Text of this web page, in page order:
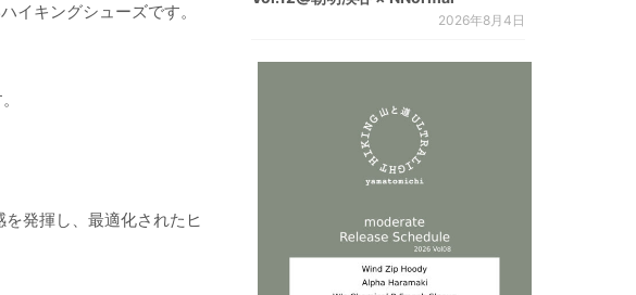
イキングシューズです。
発揮し、最適化されたヒ
2026年8月4日